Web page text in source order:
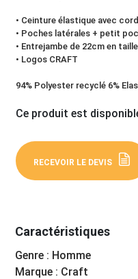
• Ceinture élastique avec
• Poches latérales + petit
• Entrejambe de 22cm en
• Logos CRAFT
94% Polyester recyclé 6%
Ce produit est
RECEVOIR LE DEVIS
Caractéristiques
Genre : Homme
Marque : Craft